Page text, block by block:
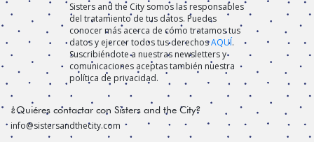
Sisters and the City somos las responsables
del tratamiento de tus datos. Puedes
conocer más acerca de cómo tratamos tus
datos y ejercer todos tus derechosAQUÍ.
Suscribiéndote a nuestras newsletters y
comunicaciones aceptas también nuestra
política de privacidad.
¿Quiéres contactar con Sisters and the City?
info@sistersandthecity.com